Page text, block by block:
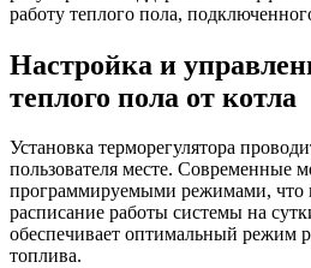
работу теплого пола,
Настройка и
теплого пола от котла
Установка терморегулятора
пользователя месте. Современные
программируемыми режимами, что
расписание работы системы на
обеспечивает оптимальный режим
топлива.